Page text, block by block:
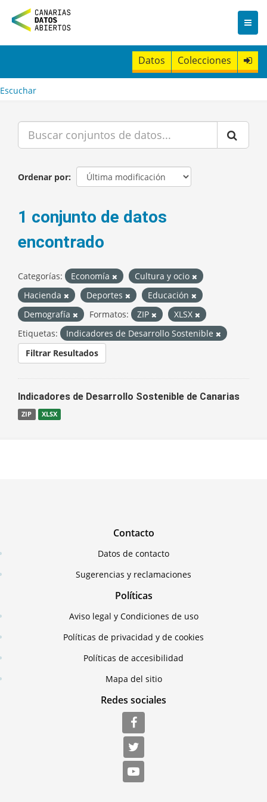
n
t
Datos Colecciones
Escuchar
Ordenar por
1 conjunto de datos
encontrado
Categorías: Economía
Cultura y ocio
Hacienda
Deportes
Educación
Demografía
Formatos: ZIP
XLSX
Etiquetas:
Indicadores de Desarrollo Sostenible
Filtrar Resultados
Indicadores de Desarrollo Sostenible de Canarias
ZIP XLSX
Contacto
Datos de contacto
Sugerencias y reclamaciones
Políticas
Aviso legal y Condiciones de uso
Políticas de privacidad y de cookies
Políticas de accesibilidad
Mapa del sitio
Redes sociales